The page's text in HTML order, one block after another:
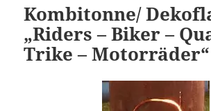
Kombitonne/
„Riders – Biker –
Trike – Motorräder“